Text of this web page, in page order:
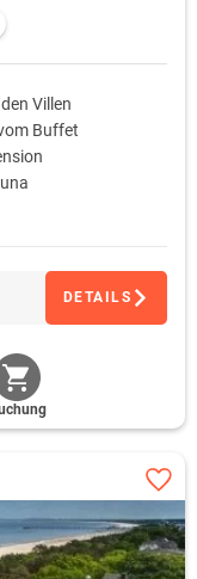
Villen
Buffet
DETAILS